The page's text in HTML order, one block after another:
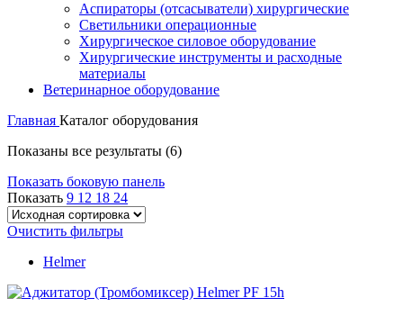
Аспираторы (отсасыватели) хирургические
Светильники операционные
Хирургическое силовое оборудование
Хирургические инструменты и расходные
материалы
Ветеринарное оборудование
Главная Каталог оборудования
Показаны все результаты (6)
Показать боковую панель
Показать 9 12 18 24
Очистить фильтры
Helmer